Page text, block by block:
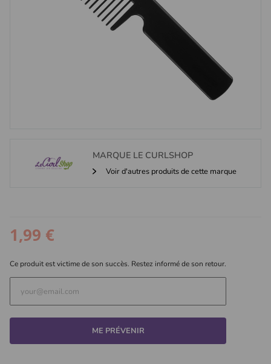
MARQUE LE CURLSHOP
Voir d'autres produits de cette marque
1,99 €
Ce produit est victime de son succès. Restez informé de son retour.
ME PRÉVENIR